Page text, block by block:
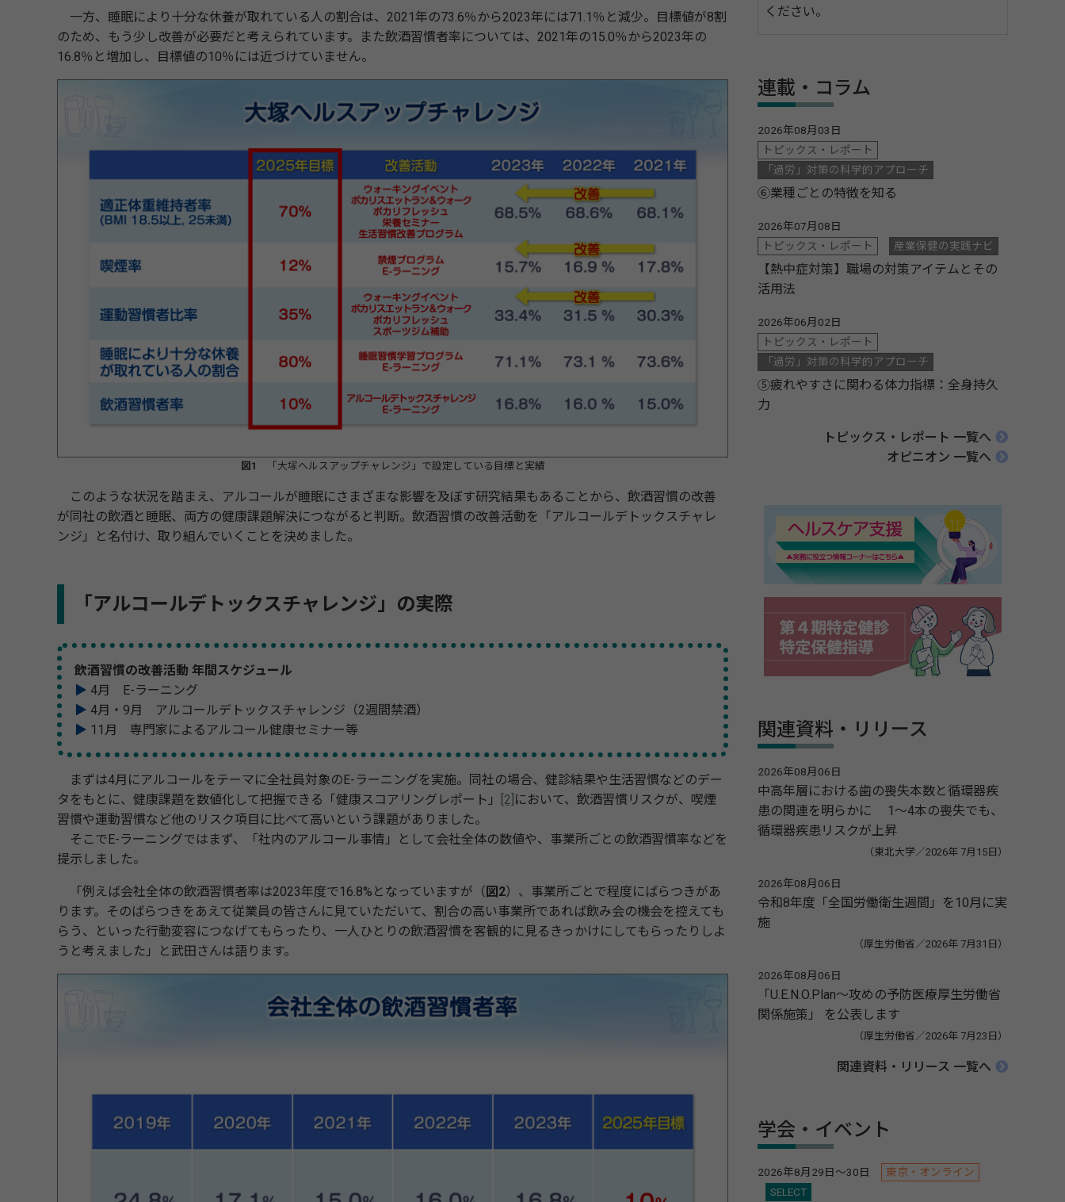
一方、睡眠により十分な休養が取れている人の割合は、2021年の73.6％から2023年には71.1％と減少。目標値が8割
のため、もう少し改善が必要だと考えられています。また飲酒習慣者率については、2021年の15.0％から2023年の
16.8％と増加し、目標値の10％には近づけていません。
図1 「大塚ヘルスアップチャレンジ」で設定している目標と実績
このような状況を踏まえ、アルコールが睡眠にさまざまな影響を及ぼす研究結果もあることから、飲酒習慣の改善
が同社の飲酒と睡眠、両方の健康課題解決につながると判断。飲酒習慣の改善活動を「アルコールデトックスチャレ
ンジ」と名付け、取り組んでいくことを決めました。
「アルコールデトックスチャレンジ」の実際
飲酒習慣の改善活動 年間スケジュール
▶ 4月 E-ラーニング
▶ 4月・9月 アルコールデトックスチャレンジ（2週間禁酒）
▶ 11月 専門家によるアルコール健康セミナー等
まずは4月にアルコールをテーマに全社員対象のE-ラーニングを実施。同社の場合、健診結果や生活習慣などのデー
タをもとに、健康課題を数値化して把握できる「健康スコアリングレポート」
[2] において、飲酒習慣リスクが、喫煙
習慣や運動習慣など他のリスク項目に比べて高いという課題がありました。
そこでE-ラーニングではまず、「社内のアルコール事情」として会社全体の数値や、事業所ごとの飲酒習慣率などを
提示しました。
「例えば会社全体の飲酒習慣者率は2023年度で16.8%となっていますが（ 図2）、事業所ごとで程度にばらつきがあ
ります。そのばらつきをあえて従業員の皆さんに見ていただいて、割合の高い事業所であれば飲み会の機会を控えても
らう、といった行動変容につなげてもらったり、一人ひとりの飲酒習慣を客観的に見るきっかけにしてもらったりしよ
うと考えました」と武田さんは語ります。
ください。
連載・コラム
2026年08月03日
トピックス・レポート
「過労」対策の科学的アプローチ
⑥業種ごとの特徴を知る
2026年07月08日
トピックス・レポート
産業保健の実践ナビ
【熱中症対策】職場の対策アイテムとその
活用法
2026年06月02日
トピックス・レポート
「過労」対策の科学的アプローチ
⑤疲れやすさに関わる体力指標：全身持久
力
トピックス・レポート 一覧へ
オピニオン 一覧へ
関連資料・リリース
2026年08月06日
中高年層における歯の喪失本数と循環器疾
患の関連を明らかに 1～4本の喪失でも、
循環器疾患リスクが上昇
（東北大学／2026年 7月15日）
2026年08月06日
令和8年度「全国労働衛生週間」を10月に実
施
（厚生労働省／2026年 7月31日）
2026年08月06日
「U.E.N.O.Plan～攻めの予防医療厚生労働省
関係施策」 を公表します
（厚生労働省／2026年 7月23日）
関連資料・リリース 一覧へ
学会・イベント
2026年8月29日～30日
東京・オンライン
SELECT